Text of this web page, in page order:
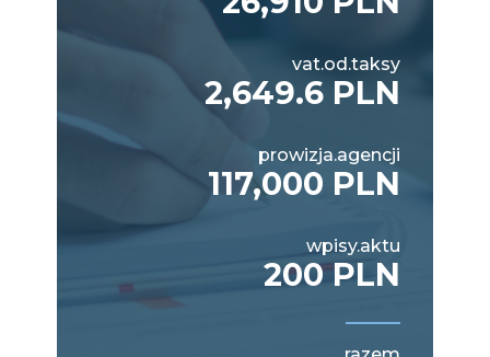
vat.od.taksy
2,649.6 PLN
prowizja.agencji
117,000 PLN
wpisy.aktu
200 PLN